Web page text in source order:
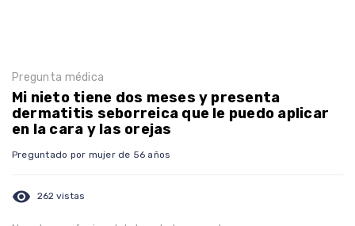
Pregunta médica
Mi nieto tiene dos meses y presenta
dermatitis seborreica que le puedo aplicar
en la cara y las orejas
Preguntado por mujer de 56 años
visibility 262 vistas